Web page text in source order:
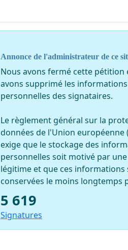
Annonce de l'administrateur de ce
Nous avons fermé cette pétition
avons supprimé les informations
personnelles des signataires.
Le règlement général sur la
données de l'Union européenne
exige que le stockage des
personnelles soit motivé par
légitime et que ces informations
conservées le moins longtemps
5 619
Signatures